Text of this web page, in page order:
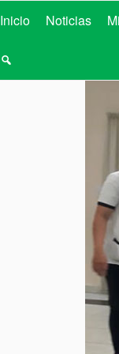
Inicio Noticias